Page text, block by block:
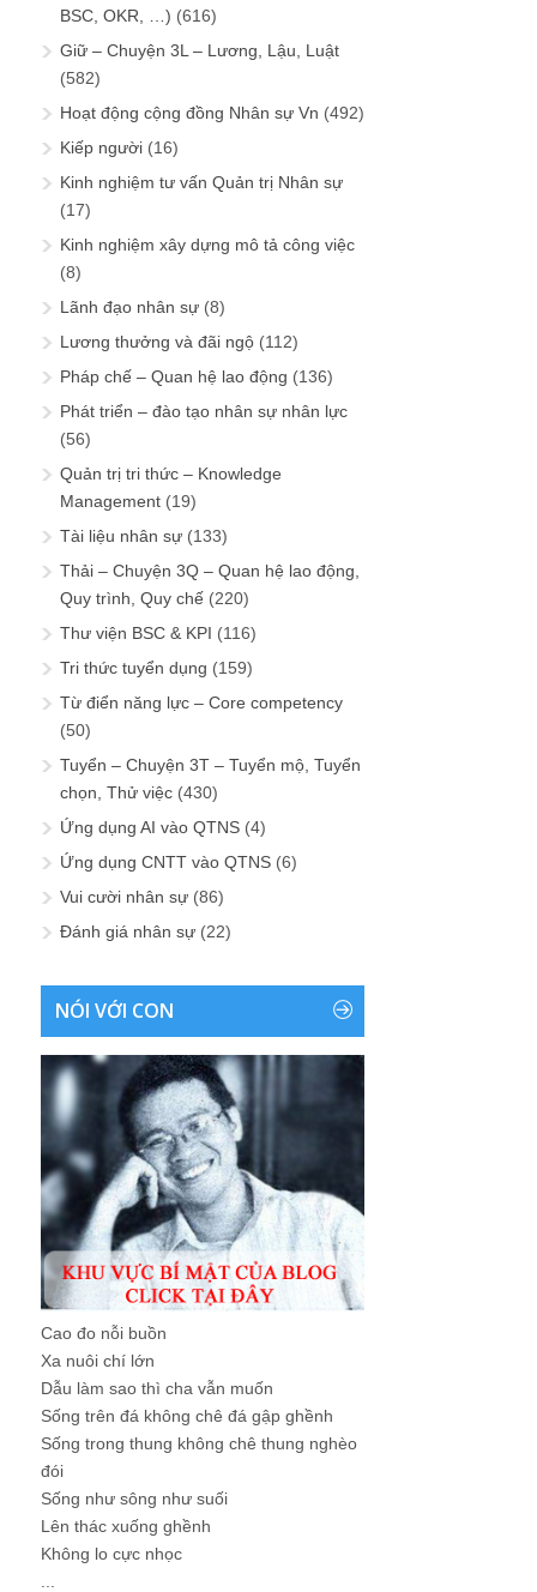
BSC, OKR, …) (616)
Giữ – Chuyện 3L – Lương, Lậu, Luật
(582)
Hoạt động cộng đồng Nhân sự Vn (492)
Kiếp người (16)
Kinh nghiệm tư vấn Quản trị Nhân sự
(17)
Kinh nghiệm xây dựng mô tả công việc
(8)
Lãnh đạo nhân sự (8)
Lương thưởng và đãi ngộ (112)
Pháp chế – Quan hệ lao động (136)
Phát triển – đào tạo nhân sự nhân lực
(56)
Quản trị tri thức – Knowledge
Management (19)
Tài liệu nhân sự (133)
Thải – Chuyện 3Q – Quan hệ lao động,
Quy trình, Quy chế (220)
Thư viện BSC & KPI (116)
Tri thức tuyển dụng (159)
Từ điển năng lực – Core competency
(50)
Tuyển – Chuyện 3T – Tuyển mộ, Tuyển
chọn, Thử việc (430)
Ứng dụng AI vào QTNS (4)
Ứng dụng CNTT vào QTNS (6)
Vui cười nhân sự (86)
Đánh giá nhân sự (22)
NÓI VỚI CON
Cao đo nỗi buồn
Xa nuôi chí lớn
Dẫu làm sao thì cha vẫn muốn
Sống trên đá không chê đá gập ghềnh
Sống trong thung không chê thung nghèo
đói
Sống như sông như suối
Lên thác xuống ghềnh
Không lo cực nhọc